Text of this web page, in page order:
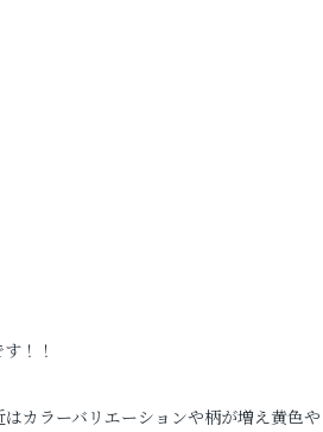
！！
カラーバリエーションや柄が増え黄色や